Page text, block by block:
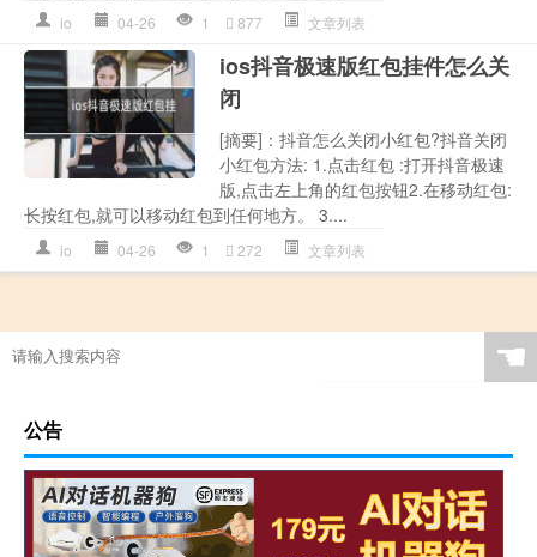
io 04-26 1 877 文章列表
ios抖音极速版红包挂件怎么关
闭
[摘要]：抖音怎么关闭小红包?抖音关闭
小红包方法: 1.点击红包 :打开抖音极速
版,点击左上角的红包按钮2.在移动红包:
长按红包,就可以移动红包到任何地方。 3....
io 04-26 1 272 文章列表
☚
公告